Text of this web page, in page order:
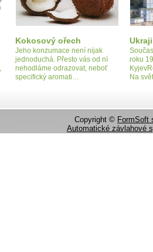
Kokosový ořech
Jeho konzumace není nijak
jednoduchá. Přesto vás od ní
nehodláme odrazovat, neboť
specifický aromati…
roku
Na
Copyright © FormSoft
Automatické závlahové